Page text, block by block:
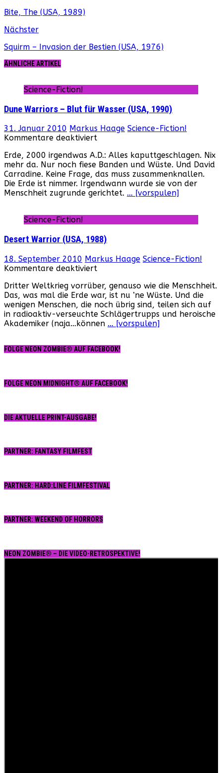
Bite, The (USA, 1989)
Nächster
Squirm – Invasion der Bestien (USA, 1976)
ÄHNLICHE ARTIKEL
Science-Fiction!
Dune Warriors – Blut für Wasser (USA, 1990)
31. Januar 2010 Markus Haage Science-Fiction!
Kommentare deaktiviertfür
Warriors
–
Blut
für
Wasser
1990)
Erde, 2000 irgendwas A.D.: Alles kaputtgeschlagen. Nix
mehr da. Nur noch fiese Banden und Wüste. Und David
Carradine. Keine Frage, das muss zusammenknallen.
Die Erde ist nimmer. Irgendwann wurde sie von der
Menschheit zugrunde gerichtet. … [vorspulen]
Science-Fiction!
Desert Warrior (USA, 1988)
18. September 2010 Markus Haage Science-Fiction!
Kommentare deaktiviert
Warrior
(USA,
1988)
Dritter Weltkrieg vorrüber, genauso wie die Menschheit.
Das, was mal die Erde war, ist nu ’ne Wüste. Und die
wenigen Menschen, die noch übrig sind, teilen sich auf
in radioaktiv-verseuchte Schlägertrupps und heroische
Akademiker (naja…können … [vorspulen]
FOLGE NEON ZOMBIE® AUF FACEBOOK!
FOLGE NEON MIDNIGHT® AUF FACEBOOK!
DIE AKTUELLE PRINT-AUSGABE!
PARTNER: FANTASY FILMFEST
PARTNER: HARD:LINE FILMFESTIVAL
PARTNER: WEEKEND OF HORRORS
NEON ZOMBIE® – DIE VIDEO-RETROSPEKTIVE!